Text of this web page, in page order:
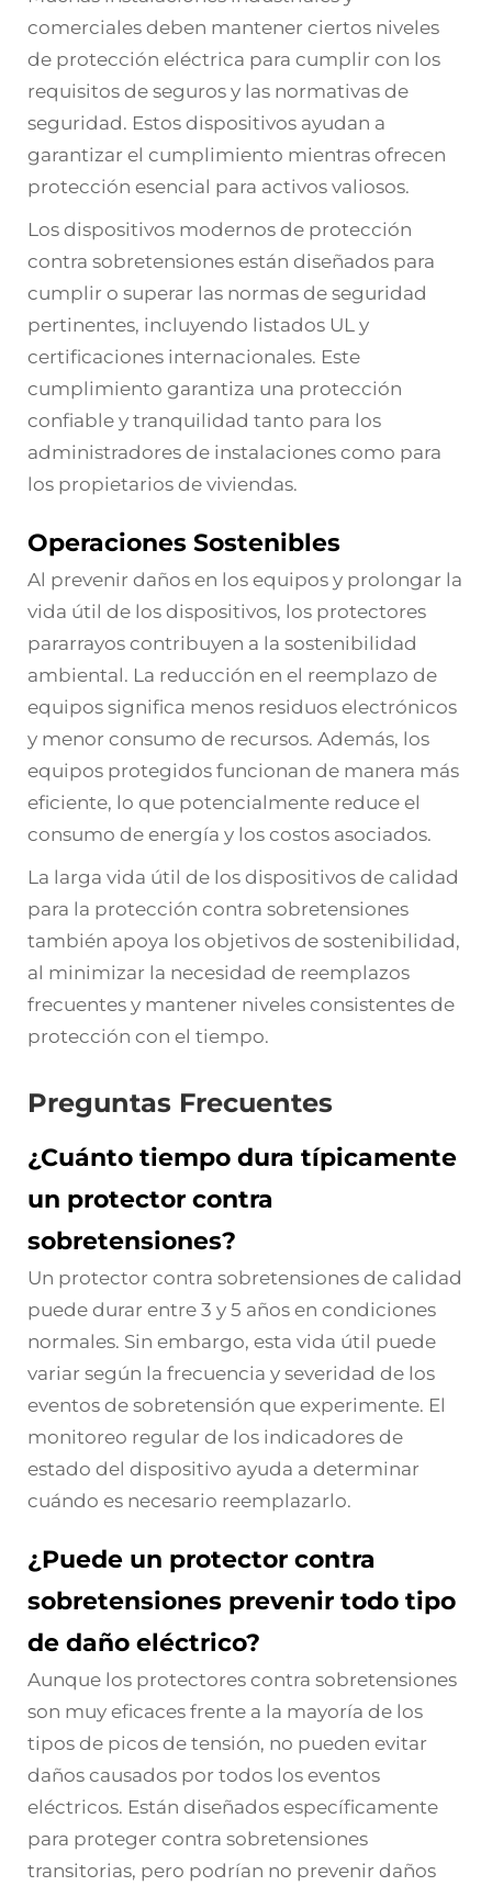
comerciales deben mantener ciertos niveles
de protección eléctrica para cumplir con los
requisitos de seguros y las normativas de
seguridad. Estos dispositivos ayudan a
garantizar el cumplimiento mientras ofrecen
protección esencial para activos valiosos.
Los dispositivos modernos de protección
contra sobretensiones están diseñados para
cumplir o superar las normas de seguridad
pertinentes, incluyendo listados UL y
certificaciones internacionales. Este
cumplimiento garantiza una protección
confiable y tranquilidad tanto para los
administradores de instalaciones como para
los propietarios de viviendas.
Operaciones Sostenibles
Al prevenir daños en los equipos y prolongar la
vida útil de los dispositivos, los protectores
pararrayos contribuyen a la sostenibilidad
ambiental. La reducción en el reemplazo de
equipos significa menos residuos electrónicos
y menor consumo de recursos. Además, los
equipos protegidos funcionan de manera más
eficiente, lo que potencialmente reduce el
consumo de energía y los costos asociados.
La larga vida útil de los dispositivos de calidad
para la protección contra sobretensiones
también apoya los objetivos de sostenibilidad,
al minimizar la necesidad de reemplazos
frecuentes y mantener niveles consistentes de
protección con el tiempo.
Preguntas Frecuentes
¿Cuánto tiempo dura típicamente
un protector contra
sobretensiones?
Un protector contra sobretensiones de calidad
puede durar entre 3 y 5 años en condiciones
normales. Sin embargo, esta vida útil puede
variar según la frecuencia y severidad de los
eventos de sobretensión que experimente. El
monitoreo regular de los indicadores de
estado del dispositivo ayuda a determinar
cuándo es necesario reemplazarlo.
¿Puede un protector contra
sobretensiones prevenir todo tipo
de daño eléctrico?
Aunque los protectores contra sobretensiones
son muy eficaces frente a la mayoría de los
tipos de picos de tensión, no pueden evitar
daños causados por todos los eventos
eléctricos. Están diseñados específicamente
para proteger contra sobretensiones
transitorias, pero podrían no prevenir daños